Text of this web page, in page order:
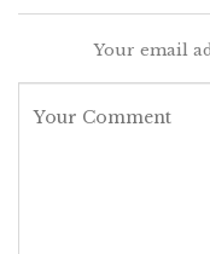
Your email